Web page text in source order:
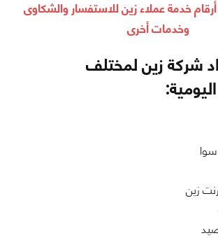
خدمة عملاء زين للاستفسار والشكاوى
وخدمات أخرى
شركة زين لمختلف
زين